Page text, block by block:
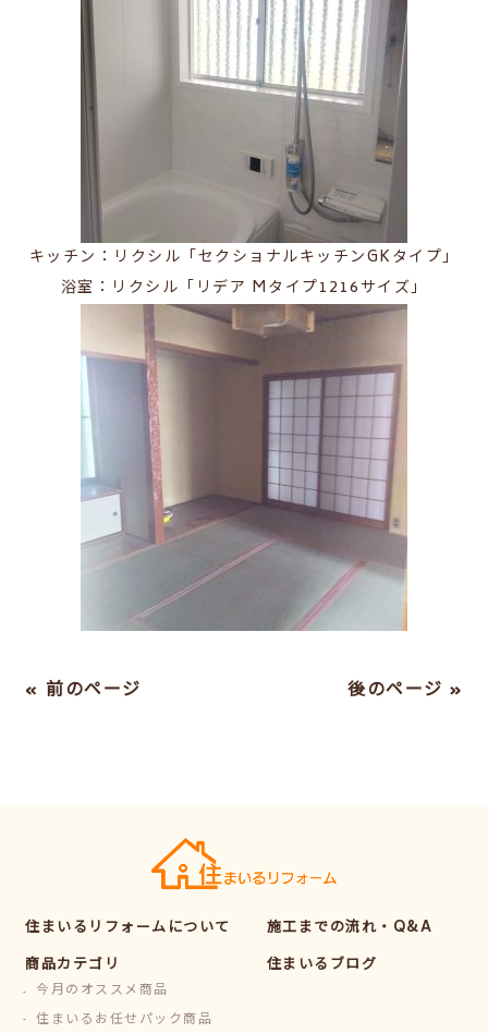
キッチン：リクシル「セクショナルキッチンGKタイプ」
浴室：リクシル「リデア Mタイプ1216サイズ」
« 前のページ 後のページ »
住まいるリフォームについて
商品カテゴリ
今月のオススメ商品
住まいるお任せパック商品
施工までの流れ・Q&A
住まいるブログ